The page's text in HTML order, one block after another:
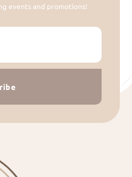
events and promotions!